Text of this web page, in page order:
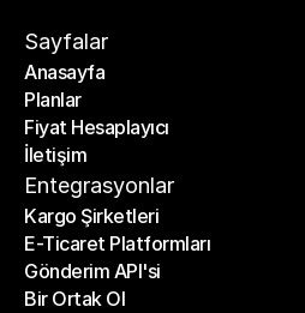
Sayfalar
Anasayfa
Anasayfa
Planlar
Planlar
Fiyat Hesaplayıcı
Fiyat Hesaplayıcı
İletişim
İletişim
Entegrasyonlar
Kargo Şirketleri
Kargo Şirketleri
E-Ticaret Platformları
E-Ticaret Platformları
Gönderim API'si
Gönderim API'si
Bir Ortak Ol